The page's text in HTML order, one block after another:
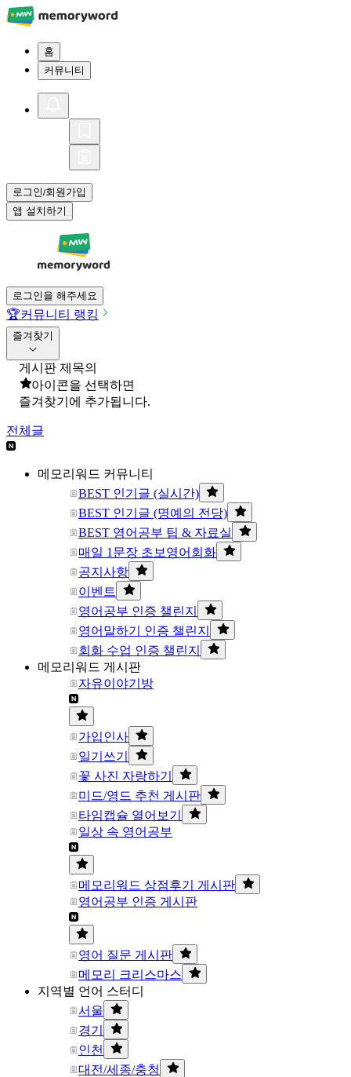
홈
커뮤니티
로그인/회원가입
앱 설치하기
로그인을 해주세요
🏆커뮤니티 랭킹
즐겨찾기
게시판 제목의
아이콘을 선택하면
즐겨찾기에 추가됩니다.
전체글
메모리워드 커뮤니티
BEST 인기글 (실시간)
BEST 인기글 (명예의 전당)
BEST 영어공부 팁 & 자료실
매일 1문장 초보영어회화
공지사항
이벤트
영어공부 인증 챌린지
영어말하기 인증 챌린지
회화 수업 인증 챌린지
메모리워드 게시판
자유이야기방
가입인사
일기쓰기
꽃 사진 자랑하기
미드/영드 추천 게시판
타임캡슐 열어보기
일상 속 영어공부
메모리워드 상점후기 게시판
영어공부 인증 게시판
영어 질문 게시판
메모리 크리스마스
지역별 언어 스터디
서울
경기
인천
대전/세종/충청